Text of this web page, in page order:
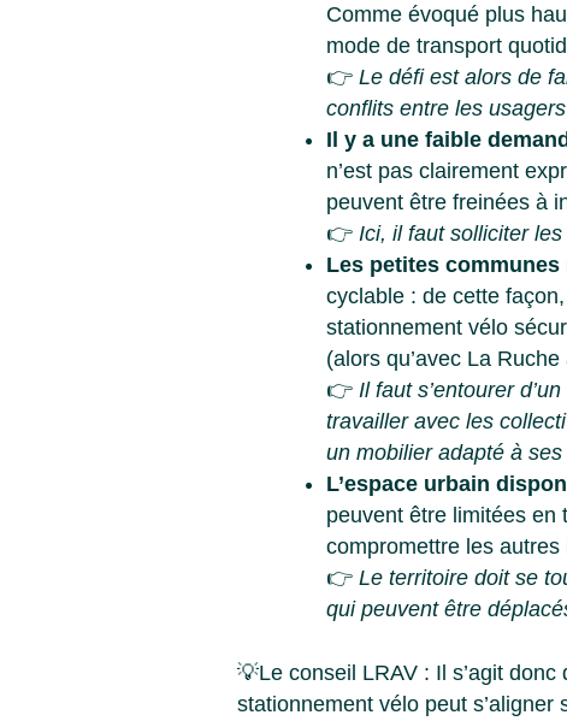
Comme évoqué plus
mode de transport
👉 Le défi est alors de
conflits entre les
Il y a une faible
n’est pas clairement
peuvent être freinées à
👉 Ici, il faut solliciter
Les petites communes
cyclable : de cette
stationnement vélo
(alors qu’avec La
👉 Il faut s’entourer
travailler avec les
un mobilier adapté à ses
L’espace urbain
peuvent être limitées en
compromettre les
👉 Le territoire doit se
qui peuvent être
💡Le conseil LRAV : Il s’agit
stationnement vélo peut